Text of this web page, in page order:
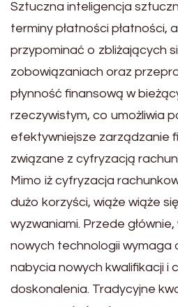
Sztuczna inteligencja
terminy płatności płatności,
przypominać o zbliżających
zobowiązaniach oraz
płynność finansową w
rzeczywistym, co umożliwia
efektywniejsze zarządzanie
związane z cyfryzacją
Mimo iż cyfryzacja
dużo korzyści, wiąże wiąże
wyzwaniami. Przede
nowych technologii wymaga
nabycia nowych kwalifikacji i
doskonalenia. Tradycyjne